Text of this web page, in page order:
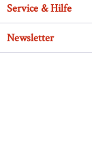
Service & Hilfe
Newsletter